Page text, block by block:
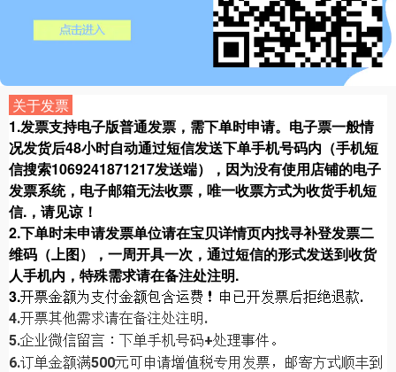
关于发票
1.发票支持电子版普通发票，需下单时申请。电子票一般情
况发货后48小时自动通过短信发送下单手机号码内（手机短
信搜索1069241871217发送端）， 因为没有使用店铺的电子
发票系统，电子邮箱无法收票，唯一收票方式为收货手机短
信. ，请见谅！
2.下单时未申请发票单位请在宝贝详情页内找寻补登发票二
维码（上图），一周开具一次，通过短信的形式发送到收货
人手机内，特殊需求请在备注处注明.
3.开票金额为支付金额包含运费！申 已开发票后拒绝退款.
4.开票其他需求请在备注处注明.
5.企业微信留言：下单手机号码+处理事件。
6.订单金额满500元可申请增值税专用发票，邮寄方式顺丰到